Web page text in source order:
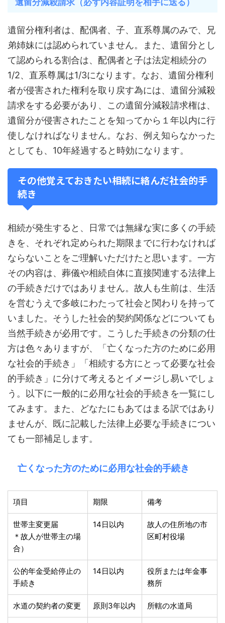
遺留分減殺請求（必ず内容証明を相手に送る）
遺留分権利者は、配偶者、子、直系尊属のみで、兄
弟姉妹には認められていません。また、遺留分とし
て認められる割合は、配偶者と子は法定相続分の
1/2、直系尊属は1/3になります。なお、遺留分権利
者が侵害された権利を取り戻す為には、遺留分減殺
請求をする必要があり、この遺留分減殺請求権は、
遺留分が侵害されたことを知ってから１年以内に行
使しなければなりません。なお、例え知らなかった
としても、10年経過すると時効になります。
その他覚えておきたい相続に絡んだ社会的手
続き
相続が発生すると、日常では無縁な実に多くの手続
きを、それぞれ定められた期限までに行わなければ
ならないことをご理解いただけたと思います。一方
その内容は、葬儀や相続自体に直接関連する法律上
の手続きだけではありません。故人も生前は、生活
を営むうえで多岐にわたって社会と関わりを持って
いました。そうした社会的契約関係などについても
当然手続きが必用です。こうした手続きの分類の仕
方は色々ありますが、「亡くなった方のために必用
な社会的手続き」「相続する方にとって必要な社会
的手続き」に分けて考えるとイメージし易いでしょ
う。以下に一般的に必用な社会的手続きを一覧にし
てみます。また、どなたにもあてはまる訳ではあり
ませんが、既に記載した法律上必要な手続きについ
ても一部補足します。
亡くなった方のために必用な社会的手続き
項目 期限 備考
世帯主変更届
＊故人が世帯主の場
合）
14日以内
故人の住所地の市
区町村役場
公的年金受給停止の
手続き
14日以内
役所または年金事
務所
水道の契約者の変更 原則3年以内 所轄の水道局